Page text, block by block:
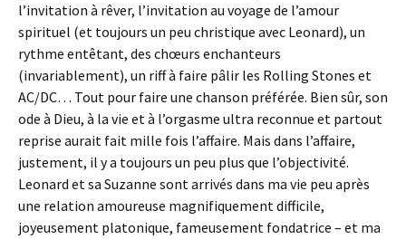
l’invitation à rêver, l’invitation au voyage de l’amour
spirituel (et toujours un peu christique avec Leonard), un
rythme entêtant, des chœurs enchanteurs
(invariablement), un riff à faire pâlir les Rolling Stones et
AC/DC… Tout pour faire une chanson préférée. Bien sûr, son
ode à Dieu, à la vie et à l’orgasme ultra reconnue et partout
reprise aurait fait mille fois l’affaire. Mais dans l’affaire,
justement, il y a toujours un peu plus que l’objectivité.
Leonard et sa Suzanne sont arrivés dans ma vie peu après
une relation amoureuse magnifiquement difficile,
joyeusement platonique, fameusement fondatrice – et ma